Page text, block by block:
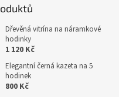
Dřevěná vitrína na náramkové
hodinky
1 120 Kč
Elegantní černá kazeta na 5
hodinek
800 Kč